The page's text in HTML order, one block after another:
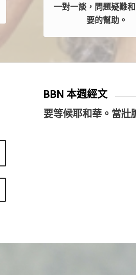
一對一談，問題疑難
要的幫助。
BBN 本週經文
要等候耶和華。當壯